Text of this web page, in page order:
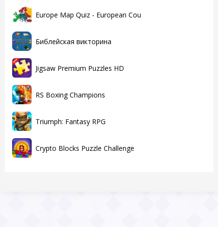
Europe Map Quiz - European Cou
Библейская викторина
Jigsaw Premium Puzzles HD
RS Boxing Champions
Triumph: Fantasy RPG
Crypto Blocks Puzzle Challenge